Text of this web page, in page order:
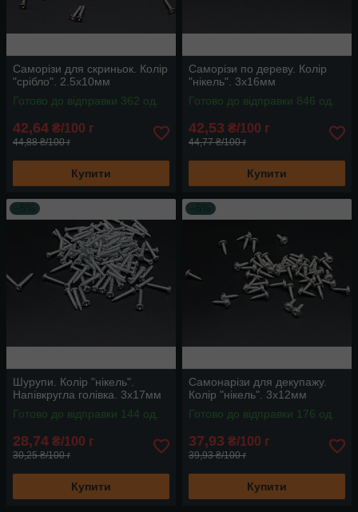
Саморізи для скриньок. Колір
"срібло". 2.5х10мм
Готово до відправки 362 од.
42,64 ₴/100 г
44,88 ₴/100 г
Купити
Саморізи по дереву. Колір
"нікель". 3х16мм
Готово до відправки 846 од.
42,53 ₴/100 г
44,77 ₴/100 г
Купити
Шурупи. Колір "нікель".
Напівкругла голівка. 3х17мм
Готово до відправки 144 од.
28,74 ₴/100 г
30,25 ₴/100 г
Купити
Самонарізи для декупажу.
Колір "нікель". 3х12мм
Готово до відправки 176 од.
37,93 ₴/100 г
39,93 ₴/100 г
Купити